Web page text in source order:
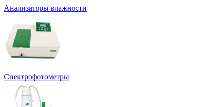
Анализаторы влажности
Спектрофотометры